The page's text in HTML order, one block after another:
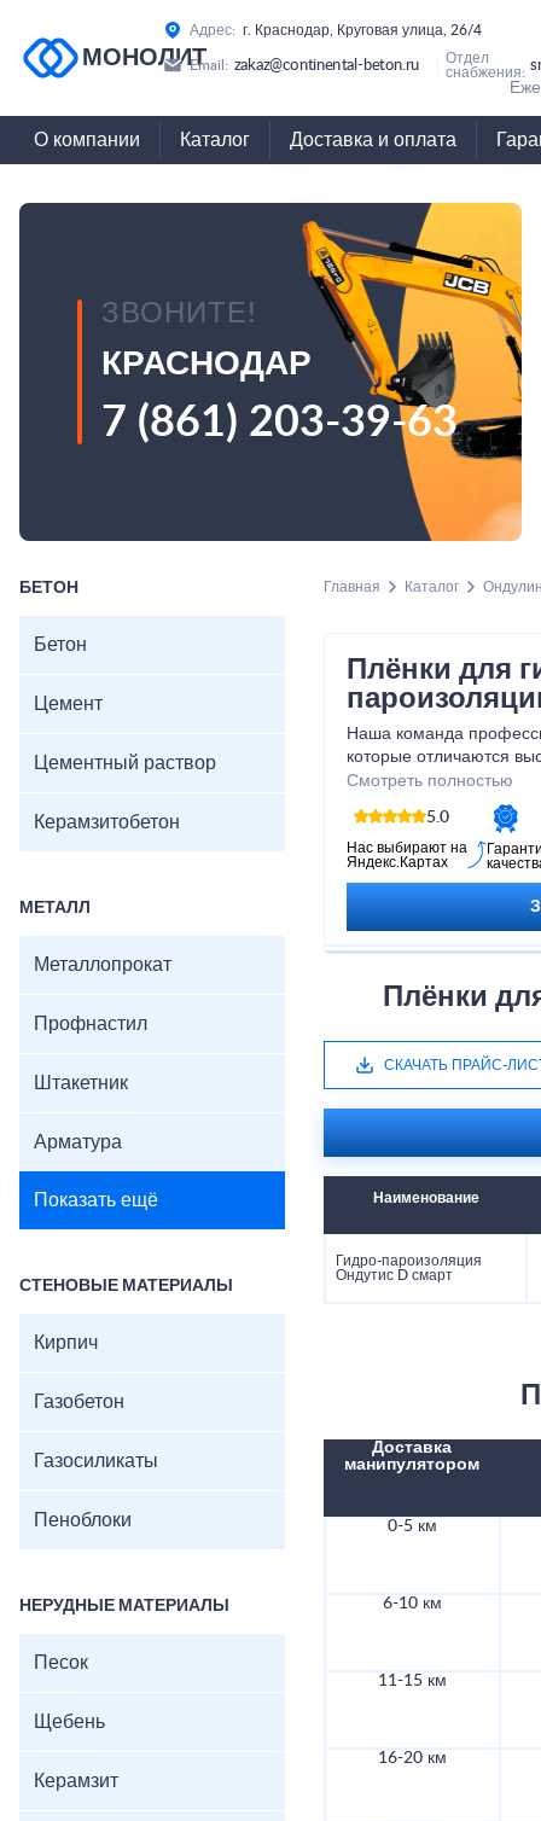
МОНОЛИТ
Адрес: г. Краснодар, Круговая улица, 26/4
Email: zakaz@continental-beton.ru
Отдел
снабжения:
О компании Каталог Доставка и оплата
ЗВОНИТЕ!
КРАСНОДАР
7 (861) 203-39-63
БЕТОН
Бетон
Цемент
Цементный раствор
Керамзитобетон
МЕТАЛЛ
Металлопрокат
Профнастил
Штакетник
Арматура
Показать ещё
СТЕНОВЫЕ МАТЕРИАЛЫ
Кирпич
Газобетон
Газосиликаты
Пеноблоки
НЕРУДНЫЕ МАТЕРИАЛЫ
Песок
Щебень
Керамзит
Главная Каталог
Плёнки для
Наша команда
которые отличаются
устойчивостью к
Благодаря этому, вы
долговечности и
откладывайте на
вашего дома или
Смотреть полностью
5.0
Нас выбирают на
Яндекс.Картах
Плёнки
СКАЧАТЬ ПРАЙС-
Наименование
Гидро-пароизоляция
Ондутис D смарт
Доставка
манипулятором
0-5 км
6-10 км
11-15 км
16-20 км